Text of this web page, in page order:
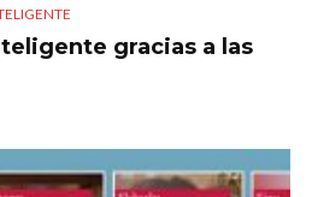
gracias a las